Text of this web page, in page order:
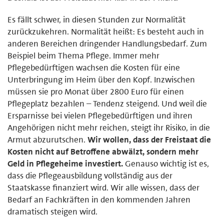
Es fällt schwer, in diesen Stunden zur Normalität
zurückzukehren. Normalität heißt: Es besteht auch in
anderen Bereichen dringender Handlungsbedarf. Zum
Beispiel beim Thema Pflege. Immer mehr
Pflegebedürftigen wachsen die Kosten für eine
Unterbringung im Heim über den Kopf. Inzwischen
müssen sie pro Monat über 2800 Euro für einen
Pflegeplatz bezahlen – Tendenz steigend. Und weil die
Ersparnisse bei vielen Pflegebedürftigen und ihren
Angehörigen nicht mehr reichen, steigt ihr Risiko, in die
Armut abzurutschen. Wir wollen, dass der Freistaat die
Kosten nicht auf Betroffene abwälzt, sondern mehr
Geld in Pflegeheime investiert.Genauso wichtig ist es,
dass die Pflegeausbildung vollständig aus der
Staatskasse finanziert wird. Wir alle wissen, dass der
Bedarf an Fachkräften in den kommenden Jahren
dramatisch steigen wird.